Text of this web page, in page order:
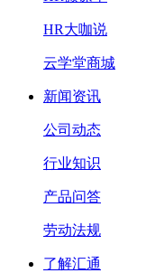
HR大咖说
云学堂商城
新闻资讯
公司动态
行业知识
产品问答
劳动法规
了解汇通